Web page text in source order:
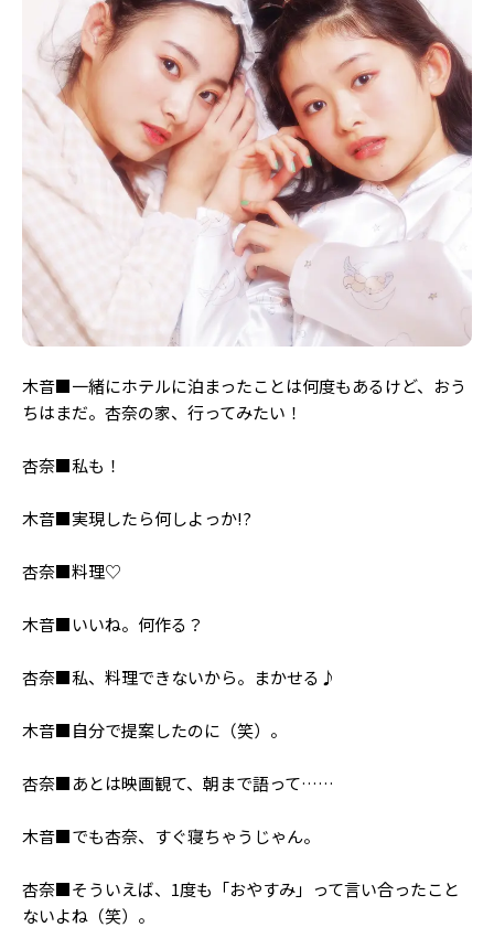
木音■一緒にホテルに泊まったことは何度もあるけど、おう
ちはまだ。杏奈の家、行ってみたい！
杏奈■私も！
木音■実現したら何しよっか!?
杏奈■料理♡
木音■いいね。何作る？
杏奈■私、料理できないから。まかせる♪
木音■自分で提案したのに（笑）。
杏奈■あとは映画観て、朝まで語って……
木音■でも杏奈、すぐ寝ちゃうじゃん。
杏奈■そういえば、1度も「おやすみ」って言い合ったこと
ないよね（笑）。